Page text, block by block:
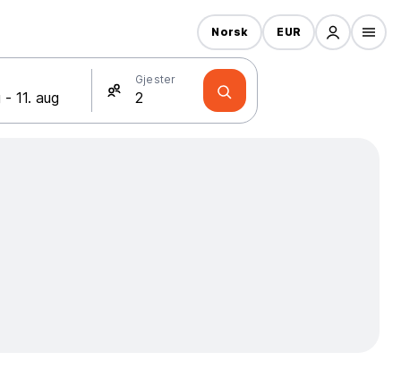
Gjester
Norsk EUR